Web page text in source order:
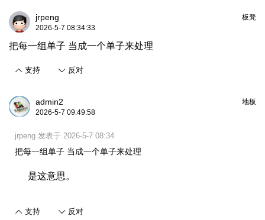
板凳
jrpeng
2026-5-7 08:34:33
把每一组单子 当成一个单子来处理
支持 反对
地板
admin2
2026-5-7 09:49:58
jrpeng 发表于 2026-5-7 08:34
把每一组单子 当成一个单子来处理
是这意思。
支持 反对